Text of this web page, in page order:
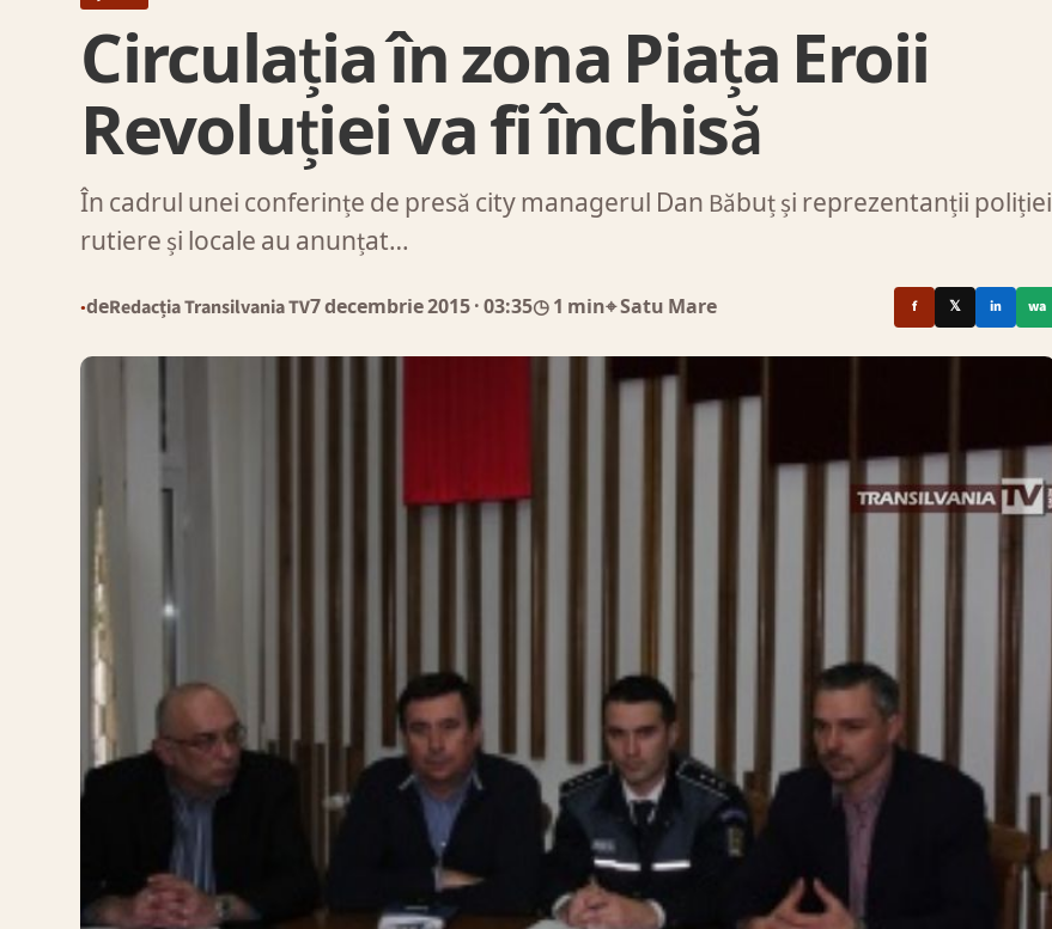
Circulația în zona Piața Eroii
Revoluției va fi închisă
În cadrul unei conferințe de presă city managerul Dan Băbuț și reprezentanții poliției
rutiere și locale au anunțat…
●deRedacția Transilvania TV7 decembrie 2015· 03:35◷ 1 min⌖ Satu Mare f 𝕏 in wa